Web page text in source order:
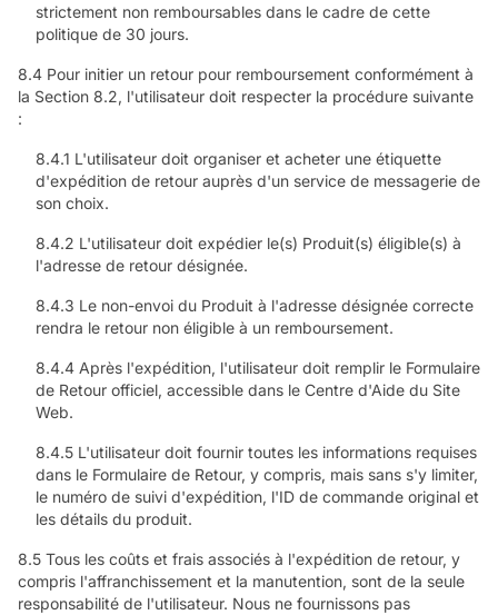
strictement non remboursables dans le cadre de cette
politique de 30 jours.
8.4 Pour initier un retour pour remboursement conformément à
la Section 8.2, l'utilisateur doit respecter la procédure suivante
:
8.4.1 L'utilisateur doit organiser et acheter une étiquette
d'expédition de retour auprès d'un service de messagerie de
son choix.
8.4.2 L'utilisateur doit expédier le(s) Produit(s) éligible(s) à
l'adresse de retour désignée.
8.4.3 Le non-envoi du Produit à l'adresse désignée correcte
rendra le retour non éligible à un remboursement.
8.4.4 Après l'expédition, l'utilisateur doit remplir le Formulaire
de Retour officiel, accessible dans le Centre d'Aide du Site
Web.
8.4.5 L'utilisateur doit fournir toutes les informations requises
dans le Formulaire de Retour, y compris, mais sans s'y limiter,
le numéro de suivi d'expédition, l'ID de commande original et
les détails du produit.
8.5 Tous les coûts et frais associés à l'expédition de retour, y
compris l'affranchissement et la manutention, sont de la seule
responsabilité de l'utilisateur. Nous ne fournissons pas